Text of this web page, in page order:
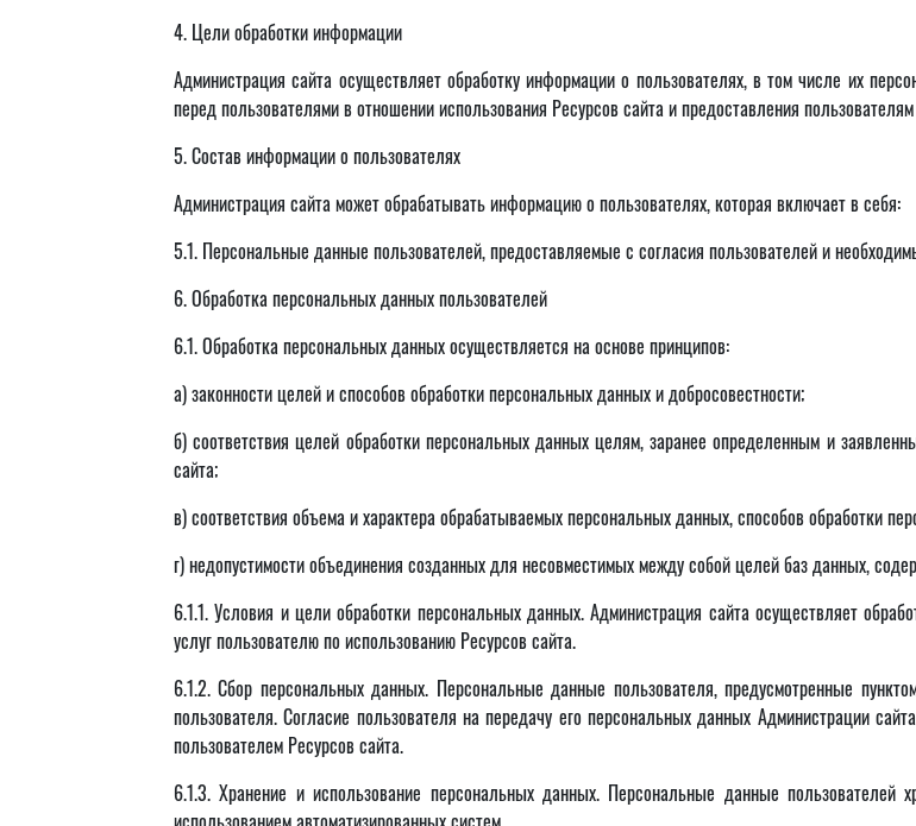
4. Цели обработки информации
Администрация сайта осуществляет обработку информации о пользователях, в том числе их
перед пользователями в отношении использования Ресурсов сайта и предоставления
5. Состав информации о пользователях
Администрация сайта может обрабатывать информацию о пользователях, которая включает в себя:
5.1. Персональные данные пользователей, предоставляемые с согласия пользователей и
6. Обработка персональных данных пользователей
6.1. Обработка персональных данных осуществляется на основе принципов:
а) законности целей и способов обработки персональных данных и добросовестности;
б) соответствия целей обработки персональных данных целям, заранее определенным и
сайта;
в) соответствия объема и характера обрабатываемых персональных данных, способов обработки
г) недопустимости объединения созданных для несовместимых между собой целей баз данных,
6.1.1. Условия и цели обработки персональных данных. Администрация сайта осуществляет
услуг пользователю по использованию Ресурсов сайта.
6.1.2. Сбор персональных данных. Персональные данные пользователя, предусмотренные
пользователя. Согласие пользователя на передачу его персональных данных Администрации
пользователем Ресурсов сайта.
6.1.3. Хранение и использование персональных данных. Персональные данные пользователей